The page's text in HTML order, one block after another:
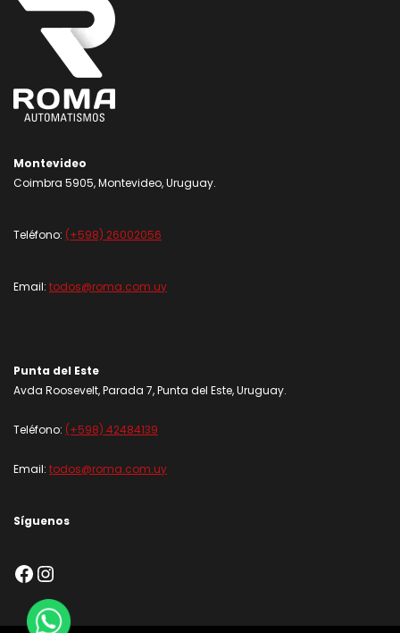
Montevideo
Coimbra 5905, Montevideo, Uruguay.
Teléfono: (+598) 26002056
Email: todos@roma.com.uy
Punta del Este
Avda Roosevelt, Parada 7, Punta del Este, Uruguay.
Teléfono: (+598) 42484139
Email: todos@roma.com.uy
Síguenos
Facebook
Instagram